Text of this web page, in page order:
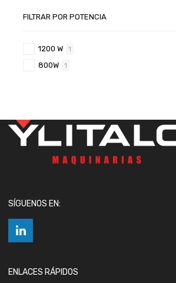
FILTRAR POR POTENCIA
1200 W 1
800W 1
SÍGUENOS EN:
ENLACES RÁPIDOS